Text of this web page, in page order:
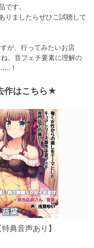
です。
りましたらぜひご試聴して
が、行ってみたいお店
。音フェチ要素に理解の
！
作はこちら★
典音声あり】